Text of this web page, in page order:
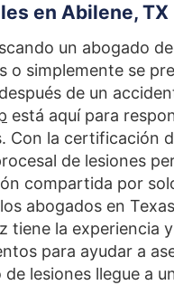
en Abilene, TX
un abogado
o simplemente se
de un
está aquí para
Con la certificación
de lesiones
compartida por
abogados en
tiene la experiencia
para ayudar a
de lesiones llegue a